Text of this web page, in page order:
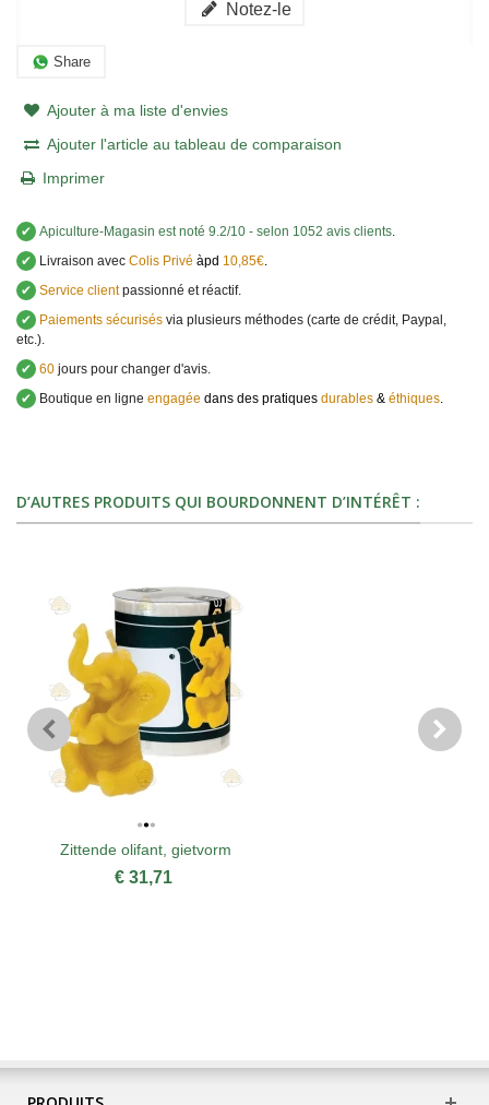
Notez-le
Share
Ajouter à ma liste d'envies
Ajouter l'article au tableau de comparaison
Imprimer
✔ Apiculture-Magasin est noté 9.2/10 - selon 1052 avis clients.
✔
Livraison avec Colis Privé àpd 10,85€.
✔ Service clientpassionné et réactif.
✔
Paiements sécurisés via plusieurs méthodes (carte de crédit, Paypal,
etc.).
✔ 60 jours pour changer d'avis.
✔
Boutique en ligne engagée dans des pratiques durables & éthiques.
D’AUTRES PRODUITS QUI BOURDONNENT D’INTÉRÊT :
Zittende olifant, gietvorm
€ 31,71